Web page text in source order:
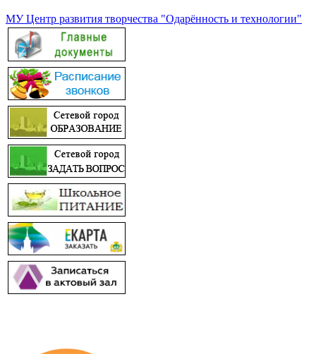
МУ Центр развития творчества "Одарённость и технологии"